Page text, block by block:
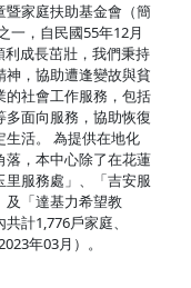
暨家庭扶助基金會（簡
一，自民國55年12月
利成長茁壯，我們秉持
神，協助遭逢變故與貧
的社會工作服務，包括
面向服務，協助恢復
活。 為提供在地化
落，本中心除了在花蓮
服務處」、「吉安服
及「達基力希望教
計1,776戶家庭、
年03月）。